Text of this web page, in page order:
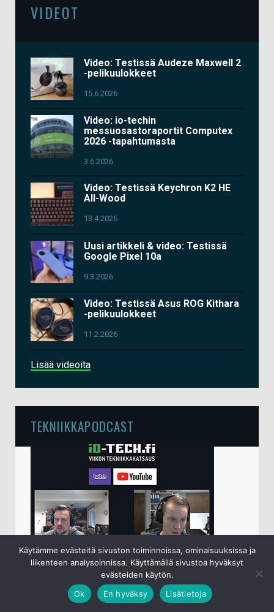
VIDEOT
Video: Testissä Audeze Maxwell 2
-pelikuulokkeet
15.6.2026
Video: io-techin
messuosastoraportit Computex
2026 -tapahtumasta
3.6.2026
Video: Testissä Keychron K2 HE
All-Wood
13.4.2026
Uusi artikkeli & video: Testissä
Google Pixel 10a
9.3.2026
Video: Testissä Asus ROG Kithara
-pelikuulokkeet
11.2.2026
Lisää videoita
TEKNIIKKAPODCAST
io-techin viikottainen tekniikkapodcast lähetetään
perjantaisin klo 15 live-lähetyksenäYouTubessa
Sampsa ja Juha käyvät keskenään läpi kuluneen
Käytämme evästeitä sivuston toiminnoissa, ominaisuuksissa ja
liikenteen analysoinnissa. Käyttämällä sivustoa hyväksyt
evästeiden käytön.
Ok
En hyväksy Lisätietoja